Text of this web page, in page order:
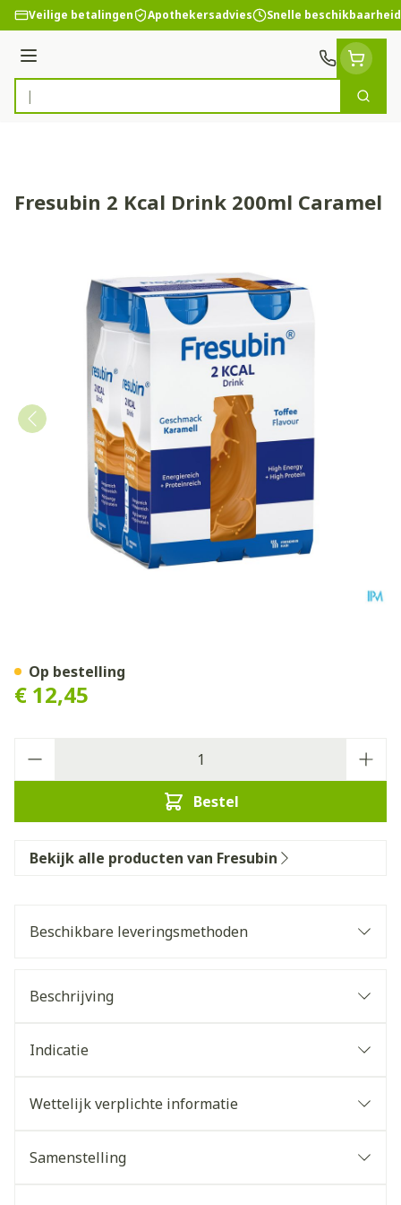
Ga naar de inhoud
Veilige betalingen Apothekersadvies Snelle beschikbaarheid
Menu
Product, merk, categorie...
Zoek
Fresubin 2 Kcal Drink 200ml Caramel
€ 12,45
Bestel
Op bestelling
Bekijk alle producten van Fresubin
Beschikbare leveringsmethoden
Beschrijving
Indicatie
Wettelijk verplichte informatie
Samenstelling